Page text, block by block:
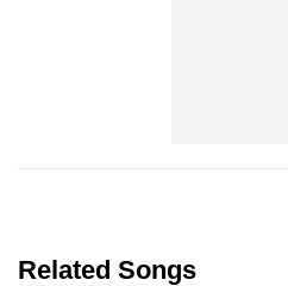
Related Songs